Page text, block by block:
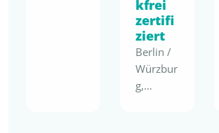
kfrei
zertifi
ziert
Berlin /
Würzbur
g,